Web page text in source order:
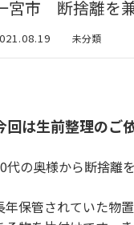
宮市 断捨離を
未分類
回は生前整理のご
代の奥様から断捨離
年保管されていた物